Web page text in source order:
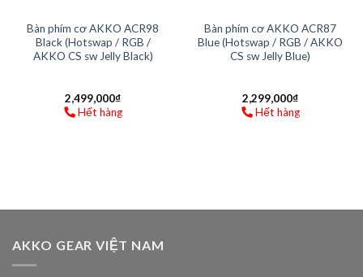
Bàn phím cơ AKKO ACR98
Black (Hotswap / RGB /
AKKO CS sw Jelly Black)
2,499,000₫
Hết hàng
Bàn phím cơ AKKO ACR87
Blue (Hotswap / RGB / AKKO
CS sw Jelly Blue)
2,299,000₫
Hết hàng
AKKO GEAR VIỆT NAM